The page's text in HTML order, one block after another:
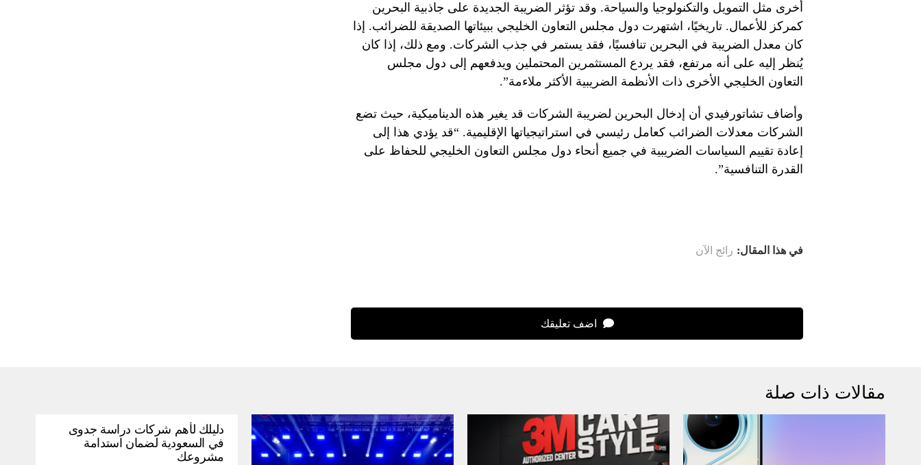
أخرى مثل التمويل والتكنولوجيا والسياحة. وقد تؤثر الضريبة الجديدة على جاذبية البحرين
كمركز للأعمال. تاريخيًا، اشتهرت دول مجلس التعاون الخليجي ببيئاتها الصديقة للضرائب. إذا
كان معدل الضريبة في البحرين تنافسيًا، فقد يستمر في جذب الشركات. ومع ذلك، إذا كان
يُنظر إليه على أنه مرتفع، فقد يردع المستثمرين المحتملين ويدفعهم إلى دول مجلس
التعاون الخليجي الأخرى ذات الأنظمة الضريبية الأكثر ملاءمة”.
وأضاف تشاتورفيدي أن إدخال البحرين لضريبة الشركات قد يغير هذه الديناميكية، حيث تضع
الشركات معدلات الضرائب كعامل رئيسي في استراتيجياتها الإقليمية. “قد يؤدي هذا إلى
إعادة تقييم السياسات الضريبية في جميع أنحاء دول مجلس التعاون الخليجي للحفاظ على
القدرة التنافسية”.
في هذا المقال: رائج الآن
اضف تعليقك
مقالات ذات صلة
دليلك لأهم شركات دراسة جدوى
في السعودية لضمان استدامة
مشروعك